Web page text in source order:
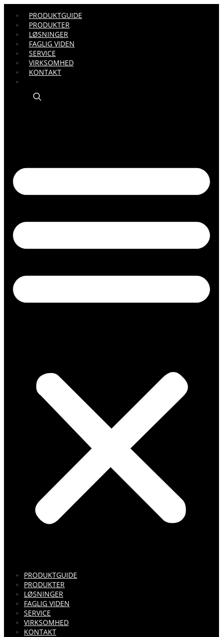
PRODUKTGUIDE
PRODUKTER
LØSNINGER
FAGLIG VIDEN
SERVICE
VIRKSOMHED
KONTAKT
PRODUKTGUIDE
PRODUKTER
LØSNINGER
FAGLIG VIDEN
SERVICE
VIRKSOMHED
KONTAKT